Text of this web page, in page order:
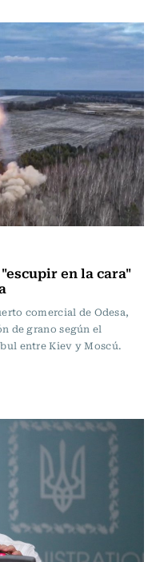
en la cara"
comercial de Odesa,
de grano según el
entre Kiev y Moscú.